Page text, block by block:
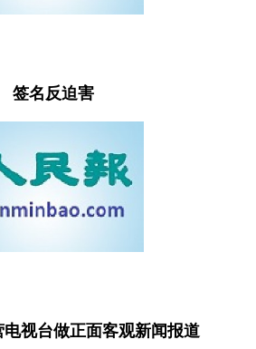
签名反迫害
视台做正面客观新闻报道